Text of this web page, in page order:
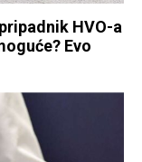
HVO-a
Evo